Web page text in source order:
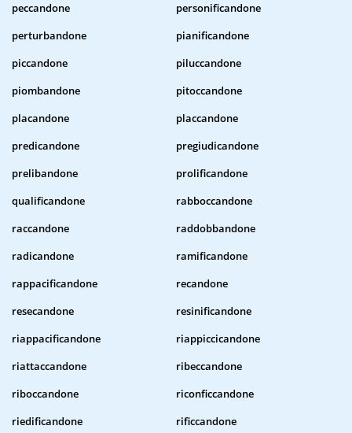
peccandone
personificandone
perturbandone
pianificandone
piccandone
piluccandone
piombandone
pitoccandone
placandone
placcandone
predicandone
pregiudicandone
prelibandone
prolificandone
qualificandone
rabboccandone
raccandone
raddobbandone
radicandone
ramificandone
rappacificandone
recandone
resecandone
resinificandone
riappacificandone
riappiccicandone
riattaccandone
ribeccandone
riboccandone
riconficcandone
riedificandone
rificcandone